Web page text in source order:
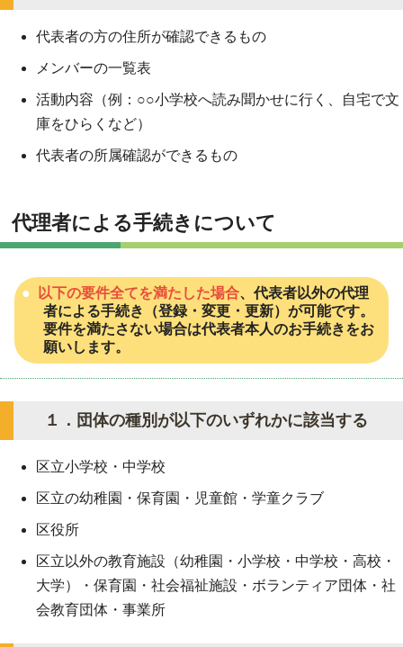
代表者の方の住所が確認できるもの
メンバーの一覧表
活動内容（例：○○小学校へ読み聞かせに行く、自宅で文
庫をひらくなど）
代表者の所属確認ができるもの
代理者による手続きについて
以下の要件全てを満たした場合、代表者以外の代理
者による手続き（登録・変更・更新）が可能です。
要件を満たさない場合は代表者本人のお手続きをお
願いします。
１．団体の種別が以下のいずれかに該当する
区立小学校・中学校
区立の幼稚園・保育園・児童館・学童クラブ
区役所
区立以外の教育施設（幼稚園・小学校・中学校・高校・
大学）・保育園・社会福祉施設・ボランティア団体・社
会教育団体・事業所